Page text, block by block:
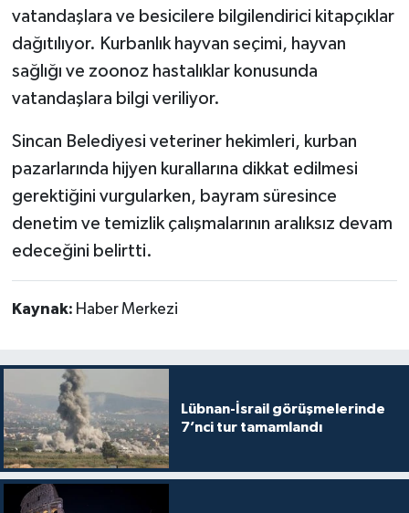
vatandaşlara ve besicilere bilgilendirici kitapçıklar
dağıtılıyor. Kurbanlık hayvan seçimi, hayvan
sağlığı ve zoonoz hastalıklar konusunda
vatandaşlara bilgi veriliyor.
Sincan Belediyesi veteriner hekimleri, kurban
pazarlarında hijyen kurallarına dikkat edilmesi
gerektiğini vurgularken, bayram süresince
denetim ve temizlik çalışmalarının aralıksız devam
edeceğini belirtti.
Kaynak: Haber Merkezi
Lübnan-İsrail görüşmelerinde
7’nci tur tamamlandı